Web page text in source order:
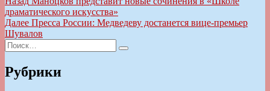
по
записям
запись:
драматического искусства»
Далее Следующая
запись:
Пресса России: Медведеву достанется вице-премьер
Шувалов
Искать:
Поиск
Рубрики